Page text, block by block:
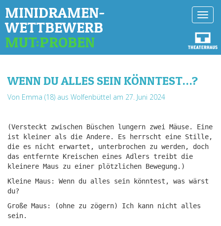
MINIDRAMEN-
WETTBEWERB
MUT:PROBEN
WENN DU ALLES SEIN KÖNNTEST…?
Von Emma (18) aus Wolfenbüttel am 27. Juni 2024
(Versteckt zwischen Büschen lungern zwei Mäuse. Eine
ist kleiner als die Andere. Es herrscht eine Stille,
die es nicht erwartet, unterbrochen zu werden, doch
das entfernte Kreischen eines Adlers treibt die
kleinere Maus zu einer plötzlichen Bewegung.)
Kleine Maus: Wenn du alles sein könntest, was wärst
du?
Große Maus: (ohne zu zögern) Ich kann nicht alles
sein.